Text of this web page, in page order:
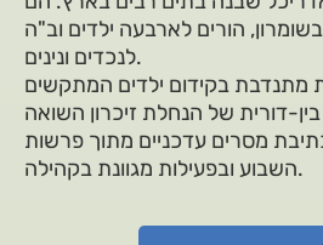
הורים לארבעה ילדים וב"ה
לנכדים ונינים.
מתנדבת בקידום ילדים המתקשים
דורית של הנחלת זיכרון השואה
מסרים עדכניים מתוך פרשות
השבוע ובפעילות מגוונת בקהילה.